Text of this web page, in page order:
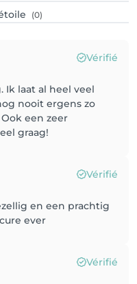
(0)
Vérifié
Ik laat al heel veel
nooit ergens zo
een zeer
graag!
Vérifié
en een prachtig
ever
Vérifié